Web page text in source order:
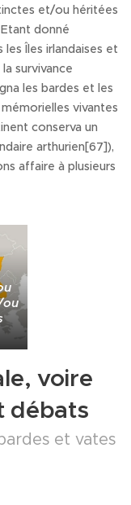
et/ou héritées
donné
Îles irlandaises et
survivance
les bardes et les
vivantes
conserva un
arthurien[67]),
affaire à plusieurs
ou
voire
débats
et vates